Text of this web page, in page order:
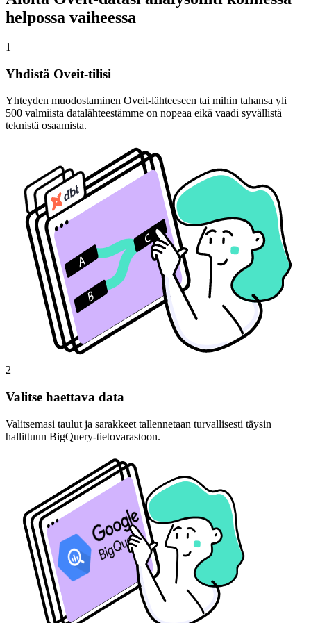
helpossa vaiheessa
1
Yhdistä Oveit-tilisi
Yhteyden muodostaminen Oveit-lähteeseen tai mihin tahansa yli
500 valmiista datalähteestämme on nopeaa eikä vaadi syvällistä
teknistä osaamista.
2
Valitse haettava data
Valitsemasi taulut ja sarakkeet tallennetaan turvallisesti täysin
hallittuun BigQuery-tietovarastoon.